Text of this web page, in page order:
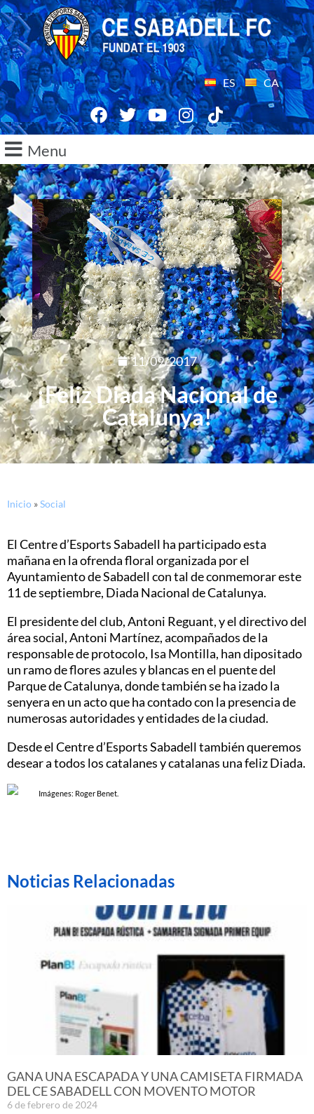
ES CA
Menu
11/09/2017
¡Feliz Diada Nacional de
Catalunya!
Inicio »Social
El Centre d’Esports Sabadell ha participado esta
mañana en la ofrenda floral organizada por el
Ayuntamiento de Sabadell con tal de conmemorar este
11 de septiembre, Diada Nacional de Catalunya.
El presidente del club, Antoni Reguant, y el directivo del
área social, Antoni Martínez, acompañados de la
responsable de protocolo, Isa Montilla, han dipositado
un ramo de flores azules y blancas en el puente del
Parque de Catalunya, donde también se ha izado la
senyera en un acto que ha contado con la presencia de
numerosas autoridades y entidades de la ciudad.
Desde el Centre d’Esports Sabadell también queremos
desear a todos los catalanes y catalanas una feliz Diada.
Imágenes: Roger Benet.
Noticias Relacionadas
GANA UNA ESCAPADA Y UNA CAMISETA FIRMADA
DEL CE SABADELL CON MOVENTO MOTOR
6 de febrero de 2024